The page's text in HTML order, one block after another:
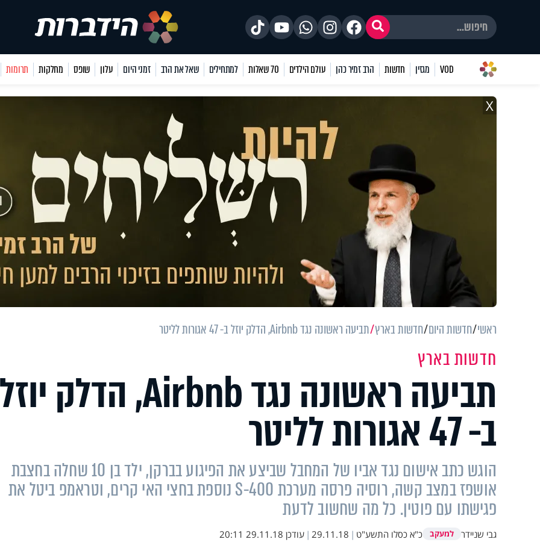
VOD מגזין חדשות הרב זמיר כהן עולם הילדים 70 שאלות למתחילים שאל את הרב זמני היום עלון שופס מחלקות תרומות
X
ראשי חדשות היום חדשות בארץ תביעה ראשונה נגד Airbnb, הדלק יוזל ב- 47 אגורות לליטר
חדשות בארץ
תביעה ראשונה נגד Airbnb, הדלק יוזל
ב- 47 אגורות לליטר
הוגש כתב אישום נגד אביו של המחבל שביצע את הפיגוע בברקן, ילד בן 10 שחלה בחצבת
אושפז במצב קשה, רוסיה פרסה מערכת S-400 נוספת בחצי האי קרים, וטראמפ ביטל את
פגישתו עם פוטין. כל מה שחשוב לדעת
גבי שניידר למעקב כ"א כסלו התשע"ט |
29.11.18
| עודכן 29.11.18 20:11